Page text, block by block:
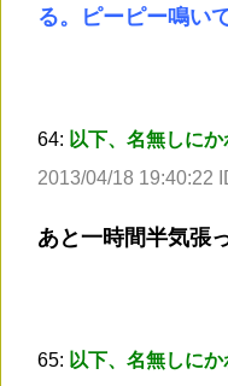
る。ピーピー鳴い
64: 以下、名無しに
2013/04/18 19:40:22
あと一時間半気張
65: 以下、名無しに